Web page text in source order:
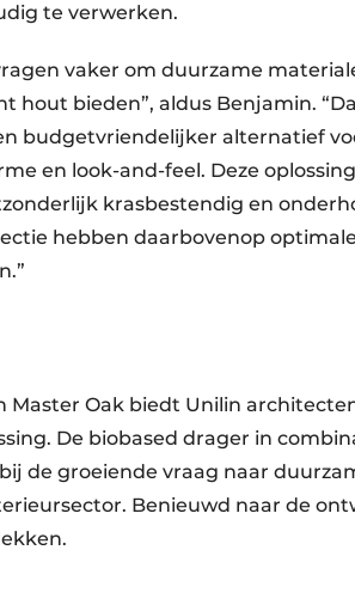
te verwerken.
vaker om duurzame
hout bieden”, aldus Benjamin.
budgetvriendelijker alternatief
en look-and-feel. Deze
krasbestendig en
hebben daarbovenop optimale
Master Oak biedt Unilin
De biobased drager in
de groeiende vraag naar
Benieuwd naar de